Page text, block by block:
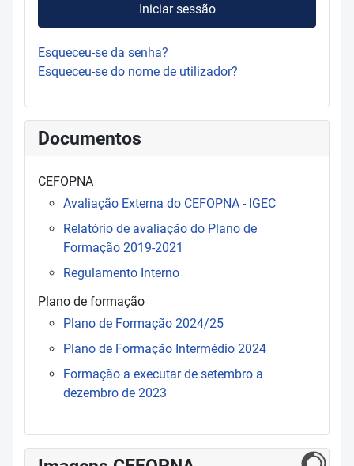
Iniciar sessão
Esqueceu-se da senha?
Esqueceu-se do nome de utilizador?
Documentos
CEFOPNA
Avaliação Externa do CEFOPNA - IGEC
Relatório de avaliação do Plano de
Formação 2019-2021
Regulamento Interno
Plano de formação
Plano de Formação 2024/25
Plano de Formação Intermédio 2024
Formação a executar de setembro a
dezembro de 2023